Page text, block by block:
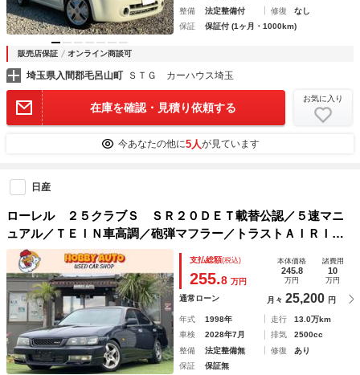
整備
法定整備付 修復
なし
保証
保証付 (1ヶ月・1000km)
販売店保証 オンライン商談可
埼玉県入間郡毛呂山町 ＳＴＧ カーハウス埼玉
在庫を確認・見積り依頼する
お気に入り
今あなたの他に5人が見ています
日産
ローレル ２５クラブＳ ＳＲ２０ＤＥＴ載替公認／５速マニ
ュアル／ＴＥＩＮ車高調／砲弾マフラー／トラストＡＩＲＩＮ
Ｘエアクリーナー／ＧＲｅｄｄｙ前置きインタークーラー／Ｇ
ＲｅｄｄｙＰＲｏｆｅｃ－Ｂ／
支払総額(税込)
255.8 万円
本体価格
245.8
万円
諸費用
10
万円
通常ローン 月々 25,200 円
年式 1998年 走行
13.0万km
車検
2028年7月 排気
2500cc
整備
法定整備無 修復
あり
保証
保証無